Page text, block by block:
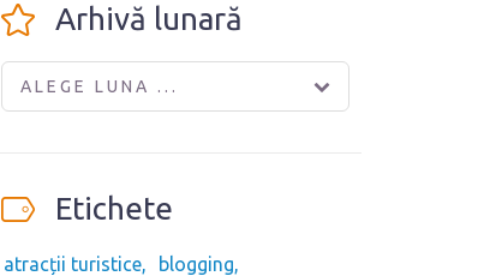
Arhivă lunară
ALEGE LUNA ...
Etichete
atracții turistice
blogging